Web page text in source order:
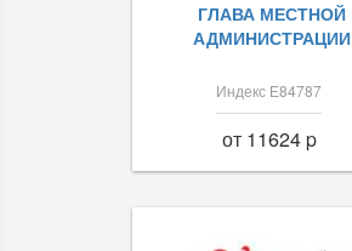
ГЛАВА МЕСТНОЙ
АДМИНИСТРАЦИИ
Индекс Е84787
от 11624 p